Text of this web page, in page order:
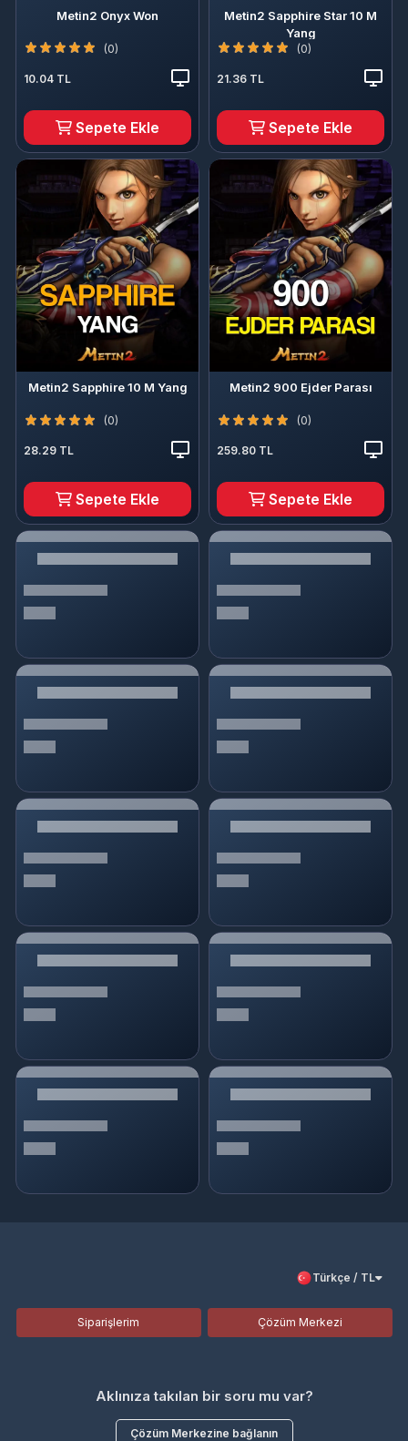
Metin2 Onyx Won
(0)
10.04 TL
Sepete Ekle
Metin2 Sapphire Star 10 M
Yang
(0)
21.36 TL
Sepete Ekle
Metin2 Sapphire 10 M Yang
(0)
28.29 TL
Sepete Ekle
Metin2 900 Ejder Parası
(0)
259.80 TL
Sepete Ekle
Türkçe / TL
Siparişlerim Çözüm Merkezi
Aklınıza takılan bir soru mu var?
Çözüm Merkezine bağlanın